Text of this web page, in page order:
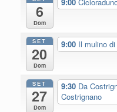
6
Dom
SET
20
Dom
9:00 Il mulino
SET
27
Dom
9:30 Da
Costrignano